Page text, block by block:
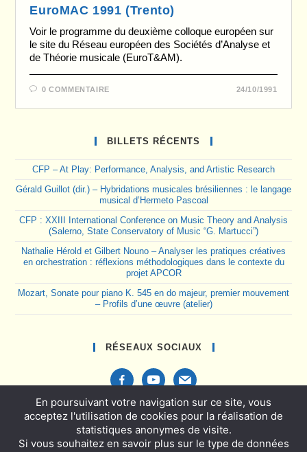
EuroMAC 1991 (Trento)
Voir le programme du deuxième colloque européen sur
le site du Réseau européen des Sociétés d’Analyse et
de Théorie musicale (EuroT&AM).
0 COMMENTAIRE 24/10/1991
BILLETS RÉCENTS
CFP – At Play: Performance, Analysis, and Artistic Research
Gérald Guillot (dir.) – Hybridations musicales brésiliennes : le langage
musical d’Hermeto Pascoal
CFP : XXIII International Conference on Music Theory and Analysis
(Salerno, State Conservatory of Music “G. Martucci”)
Nathalie Hérold et Gilbert Nouno – Analyser les pratiques créatives
en orchestration : réflexions méthodologiques dans le contexte du
projet APCOR
Mozart, Sonate pour piano K. 545 en do majeur, premier mouvement
– Profils d’une œuvre (atelier)
RÉSEAUX SOCIAUX
facebook-
alt
youtubemail
Politique de confidentialité et mentions légales
En poursuivant votre navigation sur ce site, vous
acceptez l'utilisation de cookies pour la réalisation de
statistiques anonymes de visite.
Si vous souhaitez en savoir plus sur le type de données